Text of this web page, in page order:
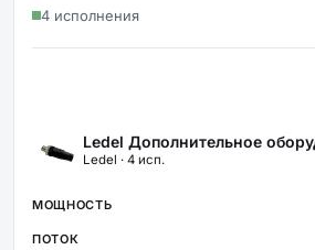
4 исполнения
Ledel Дополнительное
Ledel · 4 исп.